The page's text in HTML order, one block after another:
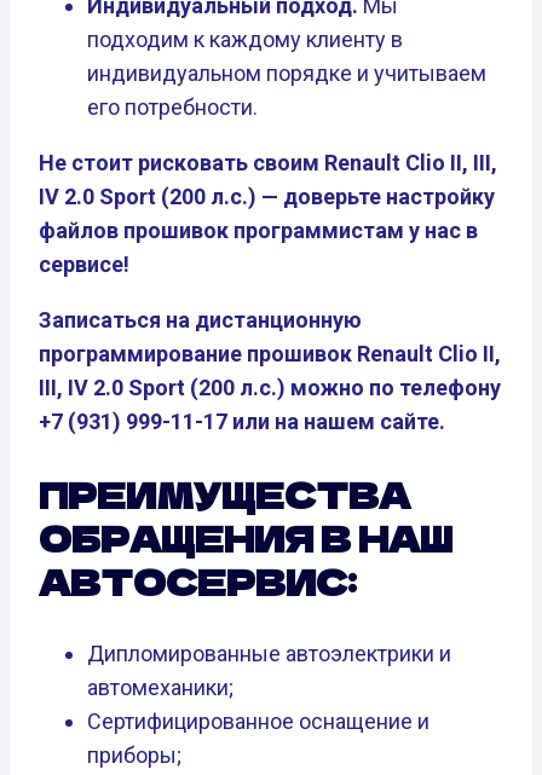
Индивидуальный подход. Мы
подходим к каждому клиенту в
индивидуальном порядке и учитываем
его потребности.
Не стоит рисковать своим Renault Clio II, III,
IV 2.0 Sport (200 л.с.) — доверьте настройку
файлов прошивок программистам у нас в
сервисе!
Записаться на дистанционную
программирование прошивок Renault Clio II,
III, IV 2.0 Sport (200 л.с.) можно по телефону
+7 (931) 999-11-17 или на нашем сайте.
ПРЕИМУЩЕСТВА
ОБРАЩЕНИЯ В НАШ
АВТОСЕРВИС:
Дипломированные автоэлектрики и
автомеханики;
Сертифицированное оснащение и
приборы;